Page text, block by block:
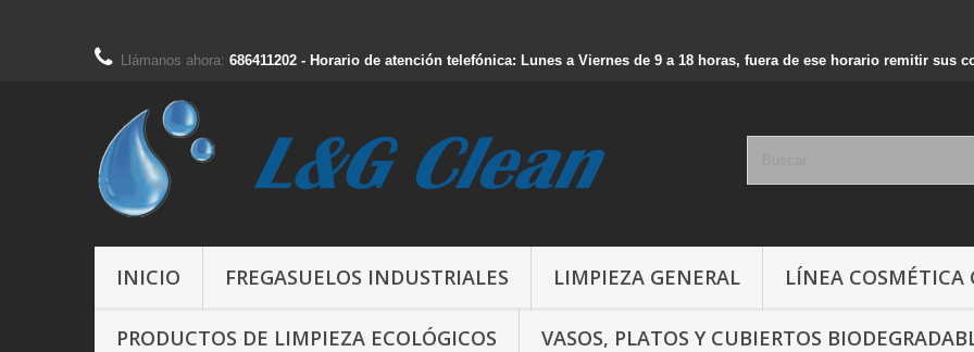
Llámanos ahora: 686411202 - Horario de atención telefónica: Lunes a Viernes de 9 a 18 horas, fuera de ese horario remitir sus
INICIO FREGASUELOS INDUSTRIALES LIMPIEZA GENERAL LÍNEA COSMÉTICA
PRODUCTOS DE LIMPIEZA ECOLÓGICOS VASOS, PLATOS Y CUBIERTOS